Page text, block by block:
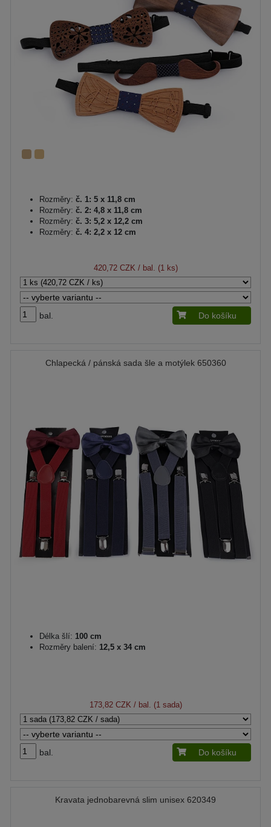
Rozměry: č. 1: 5 x 11,8 cm
Rozměry: č. 2: 4,8 x 11,8 cm
Rozměry: č. 3: 5,2 x 12,2 cm
Rozměry: č. 4: 2,2 x 12 cm
420,72 CZK / bal. (1 ks)
bal. Do košíku
Chlapecká / pánská sada šle a motýlek 650360
Délka šlí: 100 cm
Rozměry balení: 12,5 x 34 cm
173,82 CZK / bal. (1 sada)
bal. Do košíku
Kravata jednobarevná slim unisex 620349